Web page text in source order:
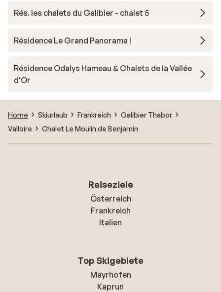
Rés. les chalets du Galibier - chalet 5
Résidence Le Grand Panorama I
Résidence Odalys Hameau & Chalets de la Vallée
d'Or
Home Skiurlaub Frankreich
Galibier Thabor
Valloire
Chalet Le Moulin de Benjamin
Reiseziele
Österreich
Frankreich
Italien
Top Skigebiete
Mayrhofen
Kaprun